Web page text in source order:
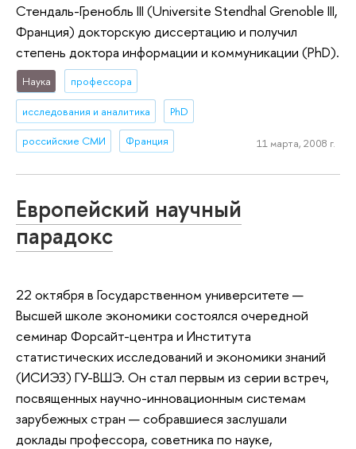
Стендаль-Гренобль III (Universite Stendhal Grenoble III,
Франция) докторскую диссертацию и получил
степень доктора информации и коммуникации (PhD).
Наука профессора
исследования и аналитика PhD
российские СМИ Франция 11 марта, 2008 г.
Европейский научный
парадокс
22 октября в Государственном университете —
Высшей школе экономики состоялся очередной
семинар Форсайт-центра и Института
статистических исследований и экономики знаний
(ИСИЭЗ) ГУ-ВШЭ. Он стал первым из серии встреч,
посвященных научно-инновационным системам
зарубежных стран — собравшиеся заслушали
доклады профессора, советника по науке,